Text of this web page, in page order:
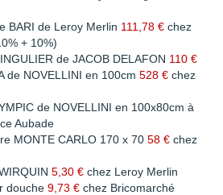
BARI de Leroy Merlin 111,78 € chez
+ 10%)
de JACOB DELAFON 110 €
de NOVELLINI en 100cm 528 € chez
de NOVELLINI en 100x80cm à
Aubade
MONTE CARLO 170 x 70 58 € chez
5,30 € chez Leroy Merlin
douche 9,73 € chez Bricomarché